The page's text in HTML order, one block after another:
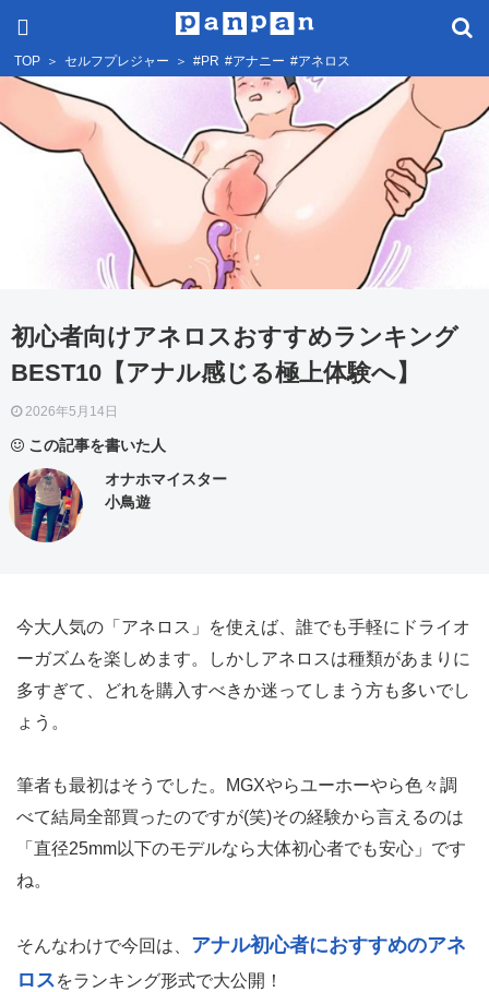
TOP ＞ セルフプレジャー ＞ #PR #アナニー #アネロス
初心者向けアネロスおすすめランキング
BEST10【アナル感じる極上体験へ】
2026年5月14日
この記事を書いた人
オナホマイスター
小鳥遊
今大人気の「アネロス」を使えば、誰でも手軽にドライオ
ーガズムを楽しめます。しかしアネロスは種類があまりに
多すぎて、どれを購入すべきか迷ってしまう方も多いでし
ょう。
筆者も最初はそうでした。MGXやらユーホーやら色々調
べて結局全部買ったのですが(笑)その経験から言えるのは
「直径25mm以下のモデルなら大体初心者でも安心」です
ね。
そんなわけで今回は、 アナル初心者におすすめのアネ
ロスをランキング形式で大公開！